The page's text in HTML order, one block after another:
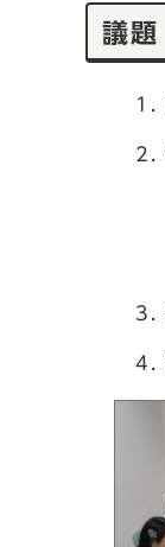
議題